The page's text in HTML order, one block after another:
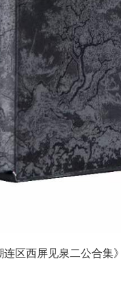
连区西屏见泉二公合集